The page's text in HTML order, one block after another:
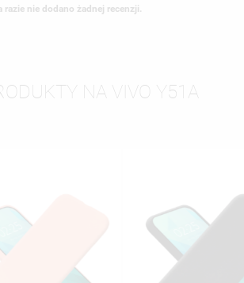
razie nie dodano żadnej recenzji.
NA VIVO Y51A